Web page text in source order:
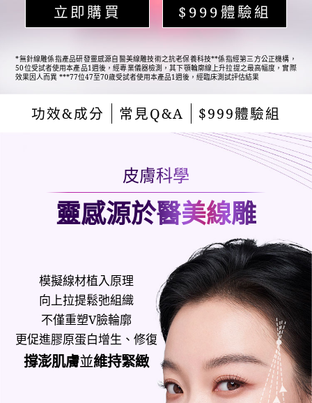
立即購買 $999體驗組
*無針線雕係指產品研發靈感源自醫美線雕技術之抗老保養科技**係指經第三方公正機構，
50位受試者使用本產品1週後，經專業儀器檢測，其下顎輪廓線上升拉提之最高幅度，實際
效果因人而異 ***77位47至70歲受試者使用本產品1週後，經臨床測試評估結果
功效&成分 常見Q&A $999體驗組
皮膚科學
靈感源於醫美線雕
模擬線材植入原理
向上拉提鬆弛組織
不僅重塑V臉輪廓
更促進膠原蛋白增生、修復
撐澎肌膚並維持緊緻